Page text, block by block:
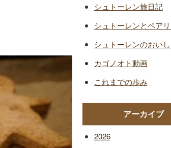
シュトーレン旅日記
シュトーレンとペア
シュトーレンのおい
カゴノオト動画
これまでの歩み
アーカイブ
2026